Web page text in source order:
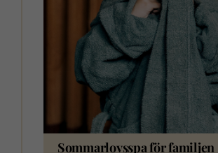
Sommarlovsspa för familjen